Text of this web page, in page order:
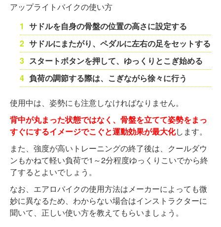
アップライトバイクの使い方
サドルを自身の骨盤の位置の高さに設定する
サドルにまたがり、ペダルに左右の足をセットする
スタートボタンを押して、ゆっくりとこぎ始める
負荷の調節する際は、こぎながら徐々に行う
使用中は、姿勢にも注意しなければなりません。
背中が丸まった状態ではなく、骨盤を立てて姿勢をまっ
すぐにするイメージでこぐと運動効果が最大化します。
また、強度が高いトレーニングの終了後は、クールダウ
ンもかねて軽い負荷で1～2分程度ゆっくりこいでから終
了するとよいでしょう。
なお、エアロバイクの使用方法はメーカーによっても微
妙に異なるため、わからない場合はインストラクターに
聞いて、正しい使い方を教えてもらいましょう。